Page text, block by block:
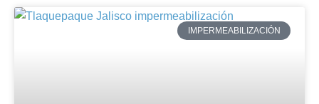
IMPERMEABILIZACIÓN